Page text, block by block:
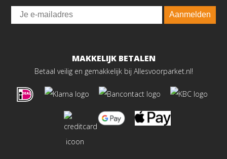
Email
Aanmelden
MAKKELIJK BETALEN
Betaal veilig en gemakkelijk bij Allesvoorparket.nl!